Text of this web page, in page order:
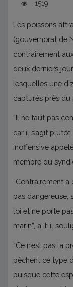
1519
Les poissons
(gouvernorat de
contrairement
deux derniers
lesquelles une
capturés près du
“Il ne faut pas
car il s’agit
inoffensive
membre du
“Contrairement à
pas dangereuse,
loi et ne porte
marin”, a-t-il
“Ce n’est pas la
pêchent ce type
puisque cette